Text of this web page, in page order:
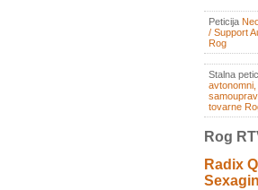
Peticija
/ Support
Rog
Stalna
tovarne
Rog
Radix